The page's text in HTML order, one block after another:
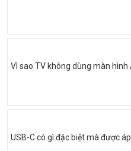
Vì sao TV không dùng màn
USB-C có gì đặc biệt mà được